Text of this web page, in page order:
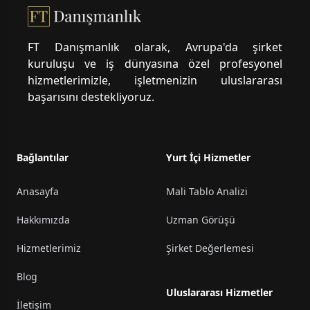
FT Danışmanlık olarak, Avrupa'da şirket
kuruluşu ve iş dünyasına özel profesyonel
hizmetlerimizle, işletmenizin uluslararası
başarısını destekliyoruz.
Bağlantılar
Anasayfa
Hakkımızda
Hizmetlerimiz
Blog
İletişim
Yurt İçi Hizmetler
Mali Tablo Analizi
Uzman Görüşü
Şirket Değerlemesi
Uluslararası Hizmetler